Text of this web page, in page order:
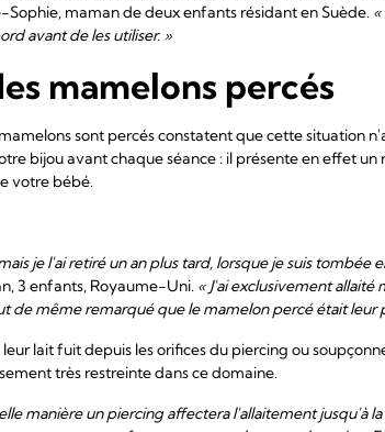
Sophie, maman de deux enfants résidant en Suède.
avant de les utiliser. »
mamelons percés
sont percés constatent que cette situation
bijou avant chaque séance : il présente en effet
votre bébé.
je l'ai retiré un an plus tard, lorsque je suis tombée
3 enfants, Royaume-Uni. « J'ai exclusivement allaité
de même remarqué que le mamelon percé était leur
lait fuit depuis les orifices du piercing ou
très restreinte dans ce domaine.
manière un piercing affectera l'allaitement jusqu'à